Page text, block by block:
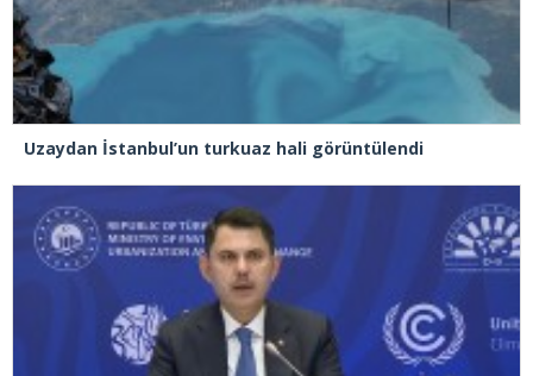
Uzaydan İstanbul’un turkuaz hali görüntülendi